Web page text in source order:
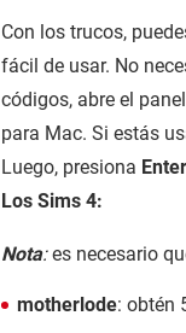
Con los trucos,
fácil de usar. No
códigos, abre el
para Mac. Si estás
Luego, presiona Enter
Los Sims 4:
Nota: es necesario
motherlode: obtén